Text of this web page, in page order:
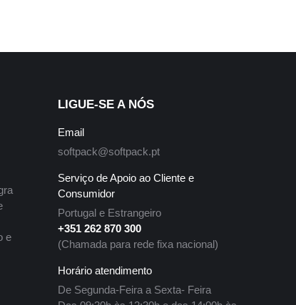
e
LIGUE-SE A NÓS
Email
softpack@softpack.pt
Serviço de Apoio ao Cliente e
Consumidor
Portugal e Estrangeiro
+351 262 870 300
(Chamada para rede fixa nacional)
Horário atendimento
De Segunda-Feira a Sexta- Feira